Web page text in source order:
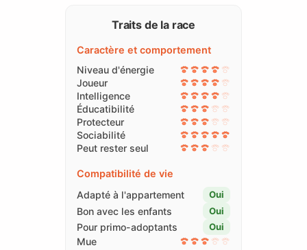
Traits de la race
Caractère et comportement
Niveau d'énergie
Joueur
Intelligence
Éducatibilité
Protecteur
Sociabilité
Peut rester seul
Compatibilité de vie
Adapté à l'appartement
Oui
Bon avec les enfants Oui
Pour primo-adoptants Oui
Mue